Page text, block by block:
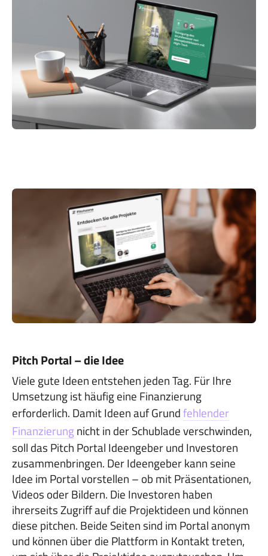
Pitch Portal – die Idee
Viele gute Ideen entstehen jeden Tag. Für Ihre
Umsetzung ist häufig eine Finanzierung
erforderlich. Damit Ideen auf Grundfehlender
Finanzierungnicht in der Schublade verschwinden,
soll das Pitch Portal Ideengeber und Investoren
zusammenbringen. Der Ideengeber kann seine
Idee im Portal vorstellen – ob mit Präsentationen,
Videos oder Bildern. Die Investoren haben
ihrerseits Zugriff auf die Projektideen und können
diese pitchen. Beide Seiten sind im Portal anonym
und können über die Plattform in Kontakt treten,